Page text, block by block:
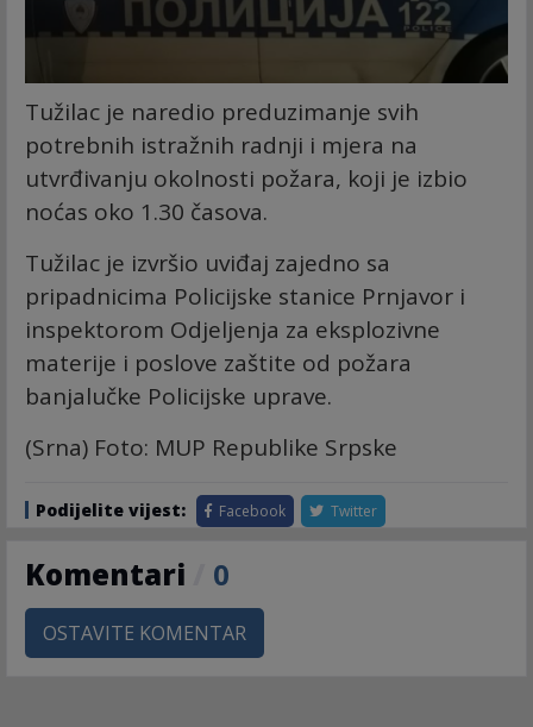
Tužilac je naredio preduzimanje svih
potrebnih istražnih radnji i mjera na
utvrđivanju okolnosti požara, koji je izbio
noćas oko 1.30 časova.
Tužilac je izvršio uviđaj zajedno sa
pripadnicima Policijske stanice Prnjavor i
inspektorom Odjeljenja za eksplozivne
materije i poslove zaštite od požara
banjalučke Policijske uprave.
(Srna) Foto: MUP Republike Srpske
Podijelite vijest: Facebook Twitter
Komentari 0
OSTAVITE KOMENTAR